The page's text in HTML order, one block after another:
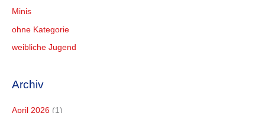
Minis
ohne Kategorie
weibliche Jugend
Archiv
April 2026 (1)